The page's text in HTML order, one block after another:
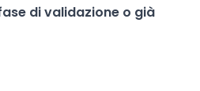
di validazione o già